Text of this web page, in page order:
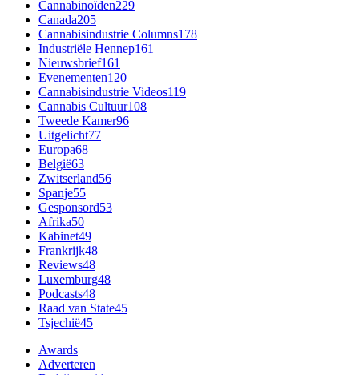
Cannabinoïden229
Canada205
Cannabisindustrie Columns178
Industriële Hennep161
Nieuwsbrief161
Evenementen120
Cannabisindustrie Videos119
Cannabis Cultuur108
Tweede Kamer96
Uitgelicht77
Europa68
België63
Zwitserland56
Spanje55
Gesponsord53
Afrika50
Kabinet49
Frankrijk48
Reviews48
Luxemburg48
Podcasts48
Raad van State45
Tsjechië45
Awards
Adverteren